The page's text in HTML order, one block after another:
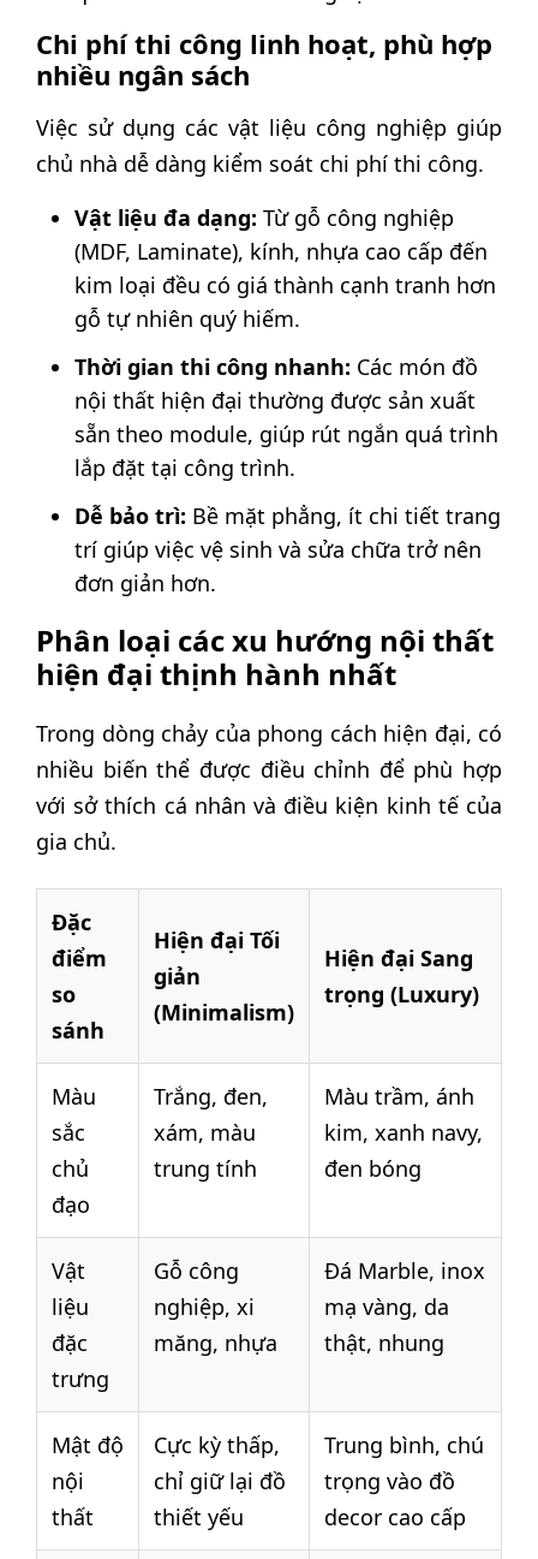
Chi phí thi công linh hoạt, phù hợp
nhiều ngân sách
Việc sử dụng các vật liệu công nghiệp giúp
chủ nhà dễ dàng kiểm soát chi phí thi công.
Vật liệu đa dạng: Từ gỗ công nghiệp
(MDF, Laminate), kính, nhựa cao cấp đến
kim loại đều có giá thành cạnh tranh hơn
gỗ tự nhiên quý hiếm.
Thời gian thi công nhanh: Các món đồ
nội thất hiện đại thường được sản xuất
sẵn theo module, giúp rút ngắn quá trình
lắp đặt tại công trình.
Dễ bảo trì: Bề mặt phẳng, ít chi tiết trang
trí giúp việc vệ sinh và sửa chữa trở nên
đơn giản hơn.
Phân loại các xu hướng nội thất
hiện đại thịnh hành nhất
Trong dòng chảy của phong cách hiện đại, có
nhiều biến thể được điều chỉnh để phù hợp
với sở thích cá nhân và điều kiện kinh tế của
gia chủ.
Đặc
điểm
so
sánh
Hiện đại Tối
giản
(Minimalism)
Hiện đại Sang
trọng (Luxury)
Màu
sắc
chủ
đạo
Trắng, đen,
xám, màu
trung tính
Màu trầm, ánh
kim, xanh navy,
đen bóng
Vật
liệu
đặc
trưng
Gỗ công
nghiệp, xi
măng, nhựa
Đá Marble, inox
mạ vàng, da
thật, nhung
Mật độ
nội
thất
Cực kỳ thấp,
chỉ giữ lại đồ
thiết yếu
Trung bình, chú
trọng vào đồ
decor cao cấp